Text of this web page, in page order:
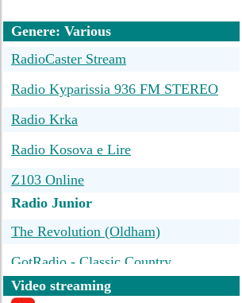
Genere: Various
RadioCaster Stream
Radio Kyparissia 936 FM STEREO
Radio Krka
Radio Kosova e Lire
Z103 Online
Radio Junior
The Revolution (Oldham)
GotRadio - Classic Country
Urbana Music Radio
Video streaming